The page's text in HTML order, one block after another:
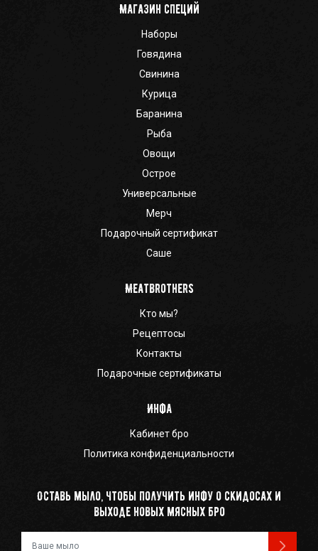
Магазин специй
Наборы
Говядина
Свинина
Курица
Баранина
Рыба
Овощи
Острое
Универсальные
Мерч
Подарочный сертификат
Саше
Meatbrothers
Кто мы?
Рецептосы
Контакты
Подарочные сертификаты
Инфа
Кабинет бро
Политика конфиденциальности
Оставь мыло, чтобы получить инфу о скидосах и
выходе новых мясных бро